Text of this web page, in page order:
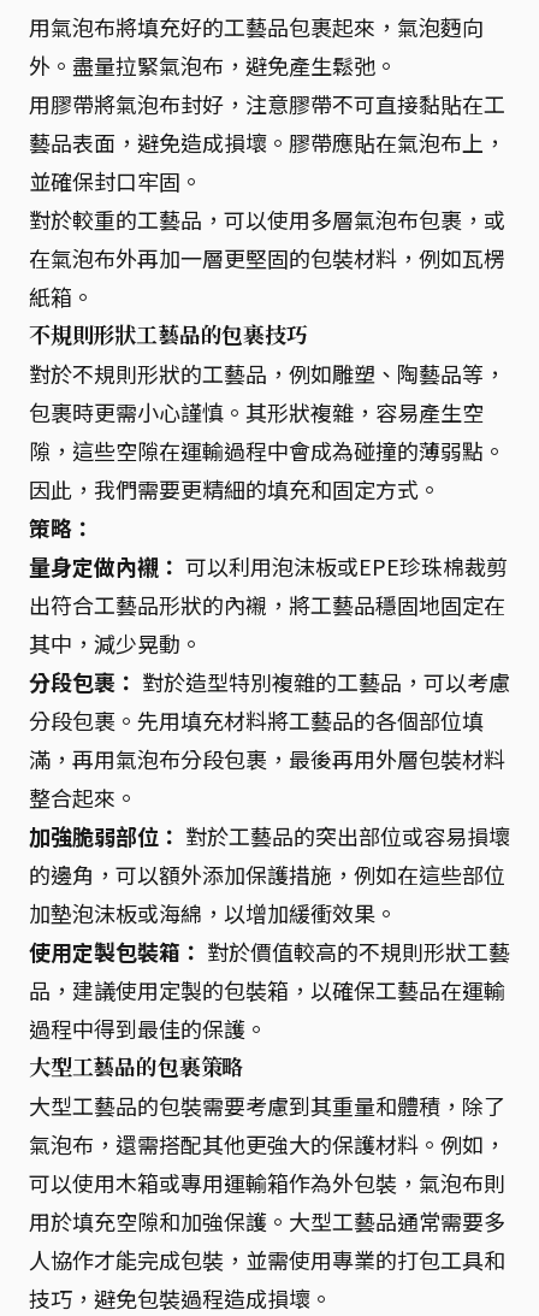
用氣泡布將填充好的工藝品包裹起來，氣泡麪向
外。盡量拉緊氣泡布，避免產生鬆弛。
用膠帶將氣泡布封好，注意膠帶不可直接黏貼在工
藝品表面，避免造成損壞。膠帶應貼在氣泡布上，
並確保封口牢固。
對於較重的工藝品，可以使用多層氣泡布包裹，或
在氣泡布外再加一層更堅固的包裝材料，例如瓦楞
紙箱。
不規則形狀工藝品的包裹技巧
對於不規則形狀的工藝品，例如雕塑、陶藝品等，
包裹時更需小心謹慎。其形狀複雜，容易產生空
隙，這些空隙在運輸過程中會成為碰撞的薄弱點。
因此，我們需要更精細的填充和固定方式。
策略：
量身定做內襯： 可以利用泡沫板或EPE珍珠棉裁剪
出符合工藝品形狀的內襯，將工藝品穩固地固定在
其中，減少晃動。
分段包裹： 對於造型特別複雜的工藝品，可以考慮
分段包裹。先用填充材料將工藝品的各個部位填
滿，再用氣泡布分段包裹，最後再用外層包裝材料
整合起來。
加強脆弱部位： 對於工藝品的突出部位或容易損壞
的邊角，可以額外添加保護措施，例如在這些部位
加墊泡沫板或海綿，以增加緩衝效果。
使用定製包裝箱： 對於價值較高的不規則形狀工藝
品，建議使用定製的包裝箱，以確保工藝品在運輸
過程中得到最佳的保護。
大型工藝品的包裹策略
大型工藝品的包裝需要考慮到其重量和體積，除了
氣泡布，還需搭配其他更強大的保護材料。例如，
可以使用木箱或專用運輸箱作為外包裝，氣泡布則
用於填充空隙和加強保護。大型工藝品通常需要多
人協作才能完成包裝，並需使用專業的打包工具和
技巧，避免包裝過程造成損壞。